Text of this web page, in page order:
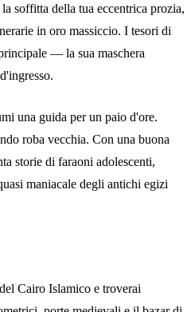
soffitta della tua eccentrica prozia,
in oro massiccio. I tesori di
— la sua maschera
una guida per un paio d'ore.
roba vecchia. Con una buona
storie di faraoni adolescenti,
maniacale degli antichi egizi
Cairo Islamico e troverai